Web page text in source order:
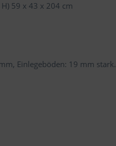
59 x 43 x 204 cm
Einlegeböden: 19 mm stark.